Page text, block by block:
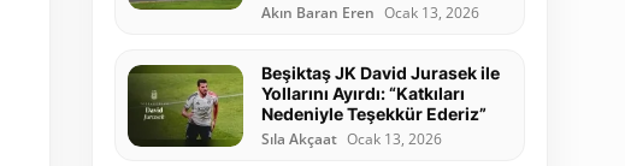
Akın Baran Eren Ocak 13, 2026
Beşiktaş JK David Jurasek ile
Yollarını Ayırdı: “Katkıları
Nedeniyle Teşekkür Ederiz”
Sıla Akçaat Ocak 13, 2026